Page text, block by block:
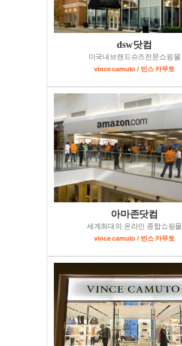
dsw닷컴
미국내브랜드슈즈전문쇼핑몰
vince camuto / 빈스 카무토
아마존닷컴
세계최대의 온라인 종합쇼핑몰
vince camuto / 빈스 카무토